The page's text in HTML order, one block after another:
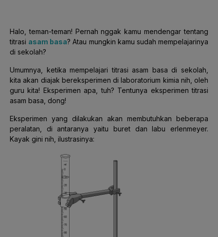
Halo, teman-teman! Pernah nggak kamu mendengar tentang
titrasi asam basa? Atau mungkin kamu sudah mempelajarinya
di sekolah?
Umumnya, ketika mempelajari titrasi asam basa di sekolah,
kita akan diajak bereksperimen di laboratorium kimia nih, oleh
guru kita! Eksperimen apa, tuh? Tentunya eksperimen titrasi
asam basa, dong!
Eksperimen yang dilakukan akan membutuhkan beberapa
peralatan, di antaranya yaitu buret dan labu erlenmeyer.
Kayak gini nih, ilustrasinya: